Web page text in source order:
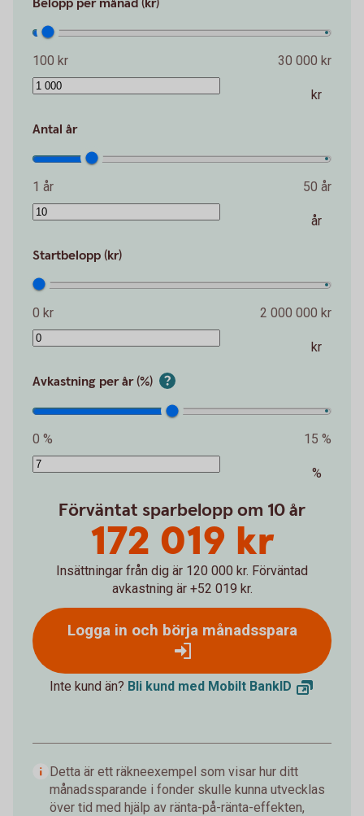
Belopp per månad (kr)
100 kr 30 000 kr
kr
Antal år
1 år 50 år
år
Startbelopp (kr)
0 kr 2 000 000 kr
kr
Avkastning per år (%)
0 % 15 %
%
Förväntat sparbelopp om 10 år
172 019 kr
Insättningar från dig är 120 000 kr. Förväntad
avkastning är +52 019 kr.
Logga in och börja månadsspara
Inte kund än? Bli kund med Mobilt BankID
Detta är ett räkneexempel som visar hur ditt
månadssparande i fonder skulle kunna utvecklas
över tid med hjälp av ränta-på-ränta-effekten,